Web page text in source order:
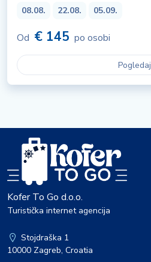
08.08.
22.08. 05.09.
Od € 145 po osobi
Pogledaj
Kofer To Go d.o.o.
Turistička internet agencija
Stojdraška 1
10000 Zagreb, Croatia